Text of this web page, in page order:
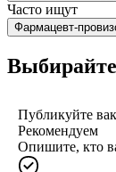
Часто ищут
Фармацевт-
Публикуйте
Рекомендуем
Опишите, кто